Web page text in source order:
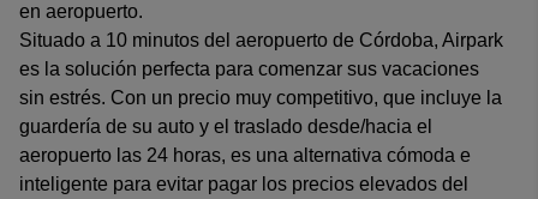
en aeropuerto.
Situado a 10 minutos del aeropuerto de Córdoba, Airpark
es la solución perfecta para comenzar sus vacaciones
sin estrés. Con un precio muy competitivo, que incluye la
guardería de su auto y el traslado desde/hacia el
aeropuerto las 24 horas, es una alternativa cómoda e
inteligente para evitar pagar los precios elevados del